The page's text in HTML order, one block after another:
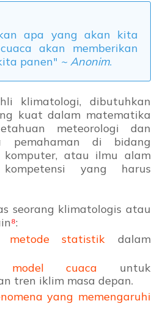
apa yang akan kita
akan memberikan
panen" ~ Anonim.
klimatologi, dibutuhkan
kuat dalam matematika
meteorologi dan
pemahaman di bidang
komputer, atau ilmu alam
yang harus
seorang klimatologis atau
⁸:
metode statistik dalam
model cuaca untuk
tren iklim masa depan.
yang memengaruhi